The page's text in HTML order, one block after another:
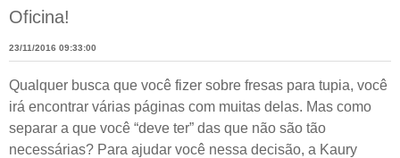
Oficina!
23/11/2016 09:33:00
Qualquer busca que você fizer sobre fresas para tupia, você
irá encontrar várias páginas com muitas delas. Mas como
separar a que você “deve ter” das que não são tão
necessárias? Para ajudar você nessa decisão, a Kaury